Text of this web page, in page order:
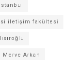
istanbul
iletişim fakültesi
Merve Arkan